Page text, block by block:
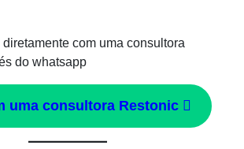
com uma consultora
do whatsapp
uma consultora Restonic